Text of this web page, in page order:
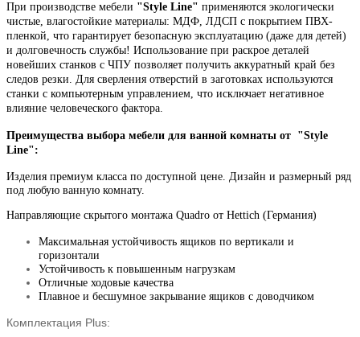
При производстве мебели "Style Line" применяются экологически
чистые, влагостойкие материалы: МДФ, ЛДСП с покрытием ПВХ-
пленкой, что гарантирует безопасную эксплуатацию (даже для детей)
и долговечность службы! Использование при раскрое деталей
новейших станков с ЧПУ позволяет получить аккуратный край без
следов резки. Для сверления отверстий в заготовках используются
станки с компьютерным управлением, что исключает негативное
влияние человеческого фактора.
Преимущества выбора мебели для ванной комнаты от "Style
Line":
Изделия премиум класса по доступной цене. Дизайн и размерный ряд
под любую ванную комнату.
Направляющие скрытого монтажа Quadro от Hettich (Германия)
Максимальная устойчивость ящиков по вертикали и
горизонтали
Устойчивость к повышенным нагрузкам
Отличные ходовые качества
Плавное и бесшумное закрывание ящиков с доводчиком
Комплектация Plus: